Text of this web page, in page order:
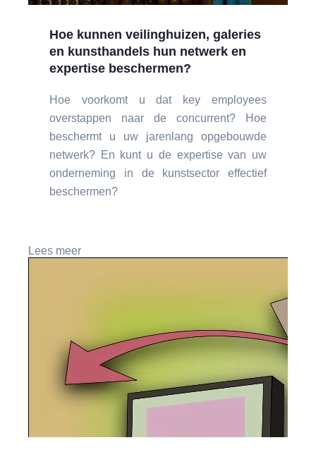
Hoe kunnen veilinghuizen, galeries
en kunsthandels hun netwerk en
expertise beschermen?
Hoe voorkomt u dat key employees
overstappen naar de concurrent? Hoe
beschermt u uw jarenlang opgebouwde
netwerk? En kunt u de expertise van uw
onderneming in de kunstsector effectief
beschermen?
Lees meer